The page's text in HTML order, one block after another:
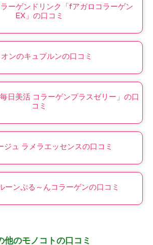
ーゲンドリンク「fアガロコラーゲン
EX」の口コミ
ンのキュプルンの口コミ
日美活 コラーゲンプラスゼリー」の口
コミ
ジュ ラメラエッセンスの口コミ
ーンぷる～んコラーゲンの口コミ
他のモノコトの口コミ